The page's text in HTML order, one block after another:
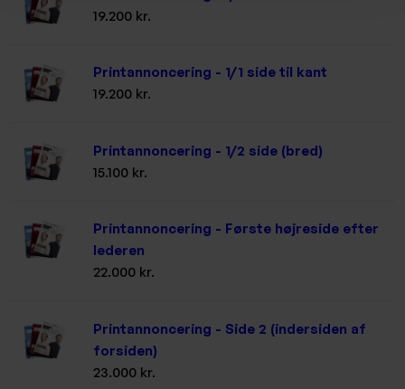
19.200 kr.
Printannoncering - 1/1 side til kant
19.200 kr.
Printannoncering - 1/2 side (bred)
15.100 kr.
Printannoncering - Første højreside efter
lederen
22.000 kr.
Printannoncering - Side 2 (indersiden af
forsiden)
23.000 kr.